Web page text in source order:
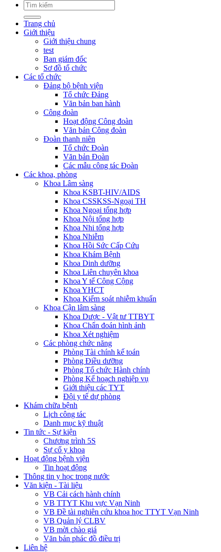
Trang chủ
Giới thiệu
Giới thiệu chung
test
Ban giám đốc
Sơ đồ tổ chức
Các tổ chức
Đảng bộ bệnh viện
Tổ chức Đảng
Văn bản ban hành
Công đoàn
Hoạt động Công đoàn
Văn bản Công đoàn
Đoàn thanh niên
Tổ chức Đoàn
Văn bản Đoàn
Các mẫu công tác Đoàn
Các khoa, phòng
Khoa Lâm sàng
Khoa KSBT-HIV/AIDS
Khoa CSSKSS-Ngoại TH
Khoa Ngoại tổng hợp
Khoa Nội tổng hợp
Khoa Nhi tổng hợp
Khoa Nhiễm
Khoa Hồi Sức Cấp Cứu
Khoa Khám Bệnh
Khoa Dinh dưỡng
Khoa Liên chuyên khoa
Khoa Y tế Công Cộng
Khoa YHCT
Khoa Kiểm soát nhiễm khuẩn
Khoa Cận lâm sàng
Khoa Dược - Vật tư TTBYT
Khoa Chẩn đoán hình ảnh
Khoa Xét nghiệm
Các phòng chức năng
Phòng Tài chính kế toán
Phòng Điều dưỡng
Phòng Tổ chức Hành chính
Phòng Kế hoạch nghiệp vụ
Giới thiệu các TYT
Đội y tế dự phòng
Khám chữa bệnh
Lịch công tác
Danh mục kỹ thuật
Tin tức - Sự kiện
Chương trình 5S
Sự cố y khoa
Hoạt động bệnh viện
Tin hoạt động
Thông tin y học trong nước
Văn kiện - Tài liệu
VB Cải cách hành chính
VB TTYT Khu vực Vạn Ninh
VB Đề tài nghiên cứu khoa học TTYT Vạn Ninh
VB Quản lý CLBV
VB mời chào giá
Văn bản phác đồ điều trị
Liên hệ